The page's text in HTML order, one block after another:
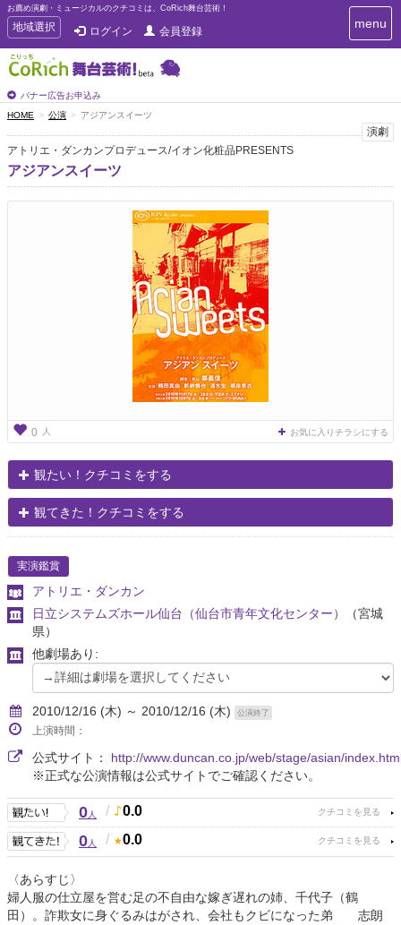
お薦め演劇・ミュージカルのクチコミは、CoRich舞台芸術！
T
o
g
g
e
n
a
v
i
g
地域選択 ログイン 会員登録
バナー広告お申込み
T
o
i
g
menu
HOME 公演 アジアンスイーツ
演劇
アトリエ・ダンカンプロデュース/イオン化粧品PRESENTS
アジアンスイーツ
0 人 お気に入りチラシにする
観たい！クチコミをする
観てきた！クチコミをする
実演鑑賞
アトリエ・ダンカン
日立システムズホール仙台（仙台市青年文化センター）
（宮城
県）
他劇場あり:
2010/12/16 (木) ～ 2010/12/16 (木) 公演終了
上演時間：
公式サイト： http://www.duncan.co.jp/web/stage/asian/
※正式な公演情報は公式サイトでご確認ください。
0人 / 0.0
0人 / 0.0
〈あらすじ〉
婦人服の仕立屋を営む足の不自由な嫁ぎ遅れの姉、千代子（鶴
田）。詐欺女に身ぐるみはがされ、会社もクビになった弟 志朗